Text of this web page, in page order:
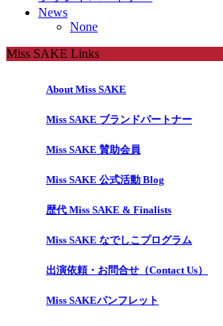
News
None
Miss SAKE Links
About Miss SAKE
Miss SAKE ブランドパートナー
Miss SAKE 賛助会員
Miss SAKE 公式活動 Blog
歴代 Miss SAKE & Finalists
Miss SAKE なでしこプログラム
出演依頼・お問合せ（Contact Us）
Miss SAKEパンフレット